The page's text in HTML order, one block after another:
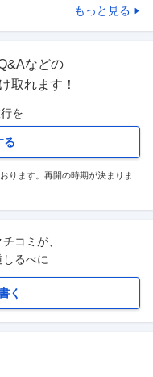
もっと見る
などの
取れます！
を
る
ります。再開の時期が決まりま
コミが、
るべに
く